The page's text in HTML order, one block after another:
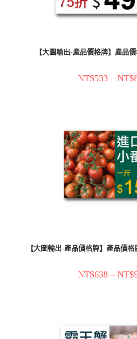
【大圖輸出-產品價格牌】產品
NT$533– NT$
【大圖輸出-產品價格牌】產品價
NT$638– NT$